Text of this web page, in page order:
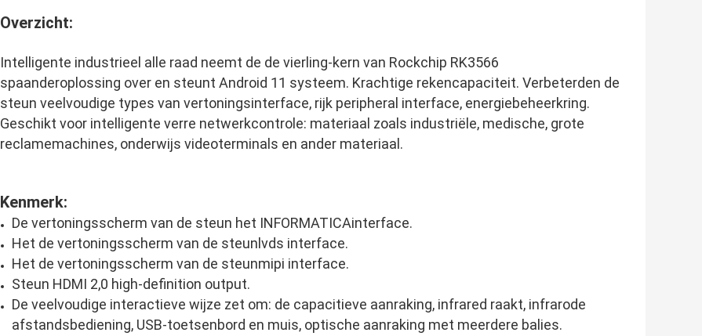
Overzicht:
Intelligente industrieel alle raad neemt de de vierling-kern van Rockchip RK3566
spaanderoplossing over en steunt Android 11 systeem. Krachtige rekencapaciteit. Verbeterden de
steun veelvoudige types van vertoningsinterface, rijk peripheral interface, energiebeheerkring.
Geschikt voor intelligente verre netwerkcontrole: materiaal zoals industriële, medische, grote
reclamemachines, onderwijs videoterminals en ander materiaal.
Kenmerk:
De vertoningsscherm van de steun het INFORMATICAinterface.
Het de vertoningsscherm van de steunlvds interface.
Het de vertoningsscherm van de steunmipi interface.
Steun HDMI 2,0 high-definition output.
De veelvoudige interactieve wijze zet om: de capacitieve aanraking, infrared raakt, infrarode
afstandsbediening, USB-toetsenbord en muis, optische aanraking met meerdere balies.